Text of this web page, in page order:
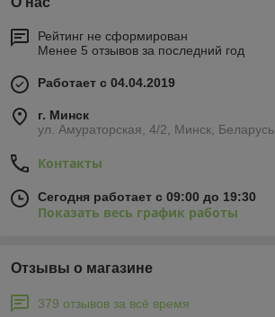
Рейтинг не сформирован
Менее 5 отзывов за последний год
Работает с 04.04.2019
г. Минск
ул. Амураторская, 4/2, Минск, Беларусь
Контакты
Сегодня работает с 09:00 до 19:30
Показать весь график работы
Отзывы о магазине
379 отзывов за всё время